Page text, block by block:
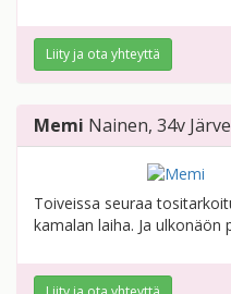
Liity ja ota yhteyttä
Memi Nainen, 34v
Toiveissa seuraa
kamalan laiha. Ja ulkonäön